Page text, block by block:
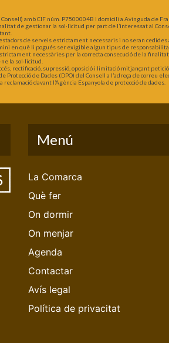
amb CIF núm. P7500004B i domicili a Avinguda de
de gestionar la sol·licitud per part de l’interessat al
de serveis estrictament necessaris i no seran cedides
en què li pogués ser exigible algun tipus de
necessàries per la correcta consecució de la
la sol·licitud.
rectificació, supressió, oposició i limitació mitjançant
Protecció de Dades (DPO) del Consell a l’adreça de correu
davant l’Agència Espanyola de protecció de dades.
Menú
La Comarca
Què fer
On dormir
On menjar
Agenda
Contactar
Avís legal
Política de privacitat